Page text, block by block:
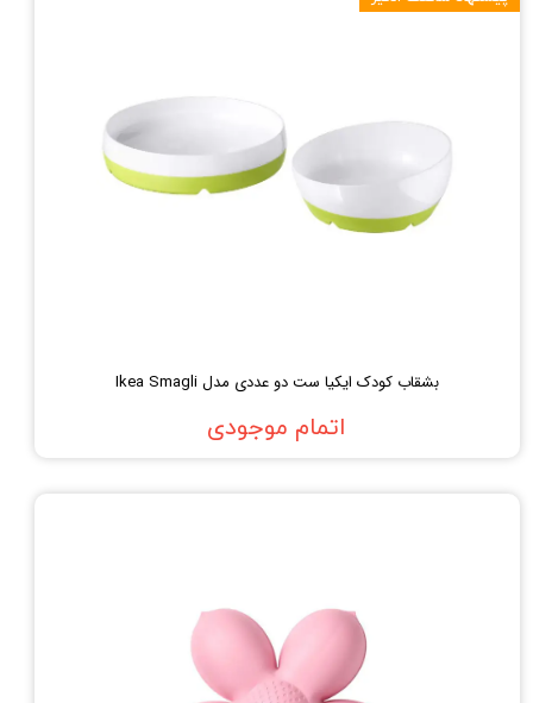
بشقاب کودک ایکیا ست دو عددی مدل Ikea Smagli
اتمام موجودی